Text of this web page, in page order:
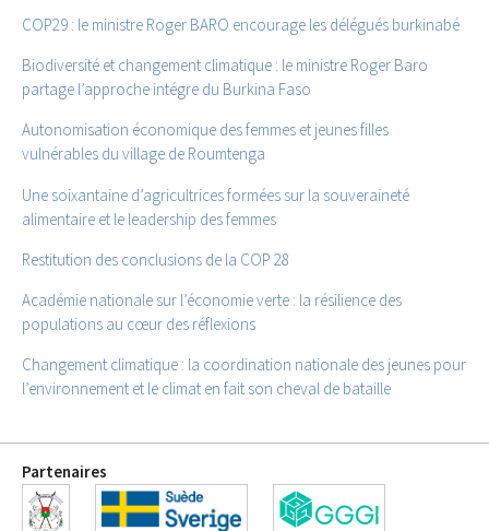
COP29 : le ministre Roger BARO encourage les délégués burkinabé
Biodiversité et changement climatique : le ministre Roger Baro
partage l’approche intégre du Burkina Faso
Autonomisation économique des femmes et jeunes filles
vulnérables du village de Roumtenga
Une soixantaine d’agricultrices formées sur la souveraineté
alimentaire et le leadership des femmes
Restitution des conclusions de la COP 28
Académie nationale sur l’économie verte : la résilience des
populations au cœur des réflexions
Changement climatique : la coordination nationale des jeunes pour
l’environnement et le climat en fait son cheval de bataille
Partenaires